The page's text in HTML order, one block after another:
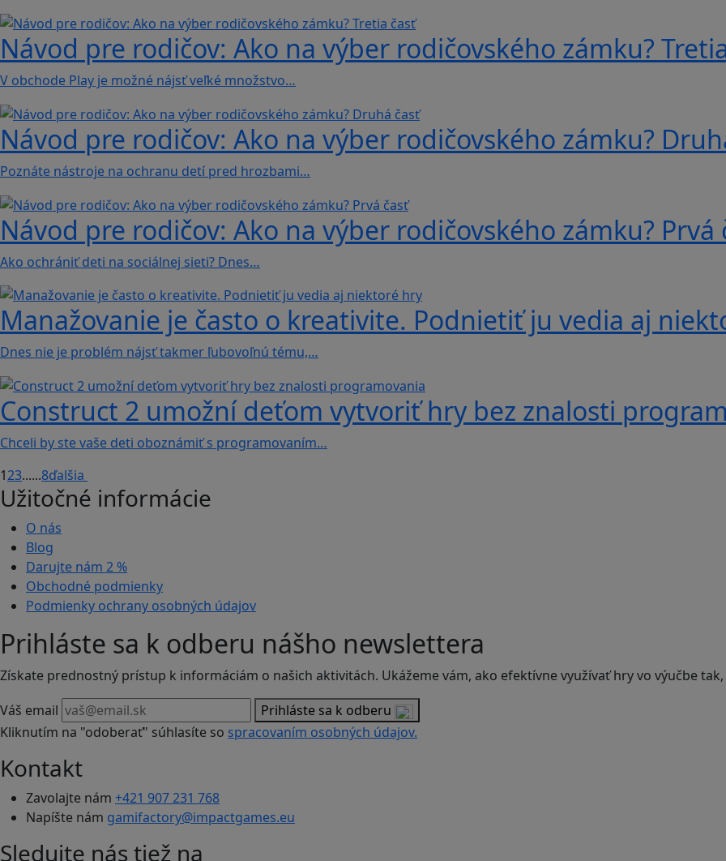
Návod pre rodičov: Ako na výber rodičovského zámku?
V obchode Play je možné nájsť veľké množstvo…
Návod pre rodičov: Ako na výber rodičovského zámku?
Poznáte nástroje na ochranu detí pred hrozbami…
Návod pre rodičov: Ako na výber rodičovského zámku? Prvá
Ako ochrániť deti na sociálnej sieti? Dnes…
Manažovanie je často o kreativite. Podnietiť ju vedia aj
Dnes nie je problém nájsť takmer ľubovoľnú tému,…
Construct 2 umožní deťom vytvoriť hry bez znalosti
Chceli by ste vaše deti oboznámiť s programovaním…
123......8ďalšia
Užitočné informácie
O nás
Blog
Darujte nám 2 %
Obchodné podmienky
Podmienky ochrany osobných údajov
Prihláste sa k odberu nášho newslettera
Získate prednostný prístup k informáciám o našich aktivitách. Ukážeme vám, ako efektívne využívať hry vo výučbe
Váš email
Prihláste sa k odberu
Kliknutím na "odoberať" súhlasíte so spracovaním osobných údajov.
Kontakt
Zavolajte nám +421 907 231 768
Napíšte nám gamifactory@impactgames.eu
Sledujte nás tiež na